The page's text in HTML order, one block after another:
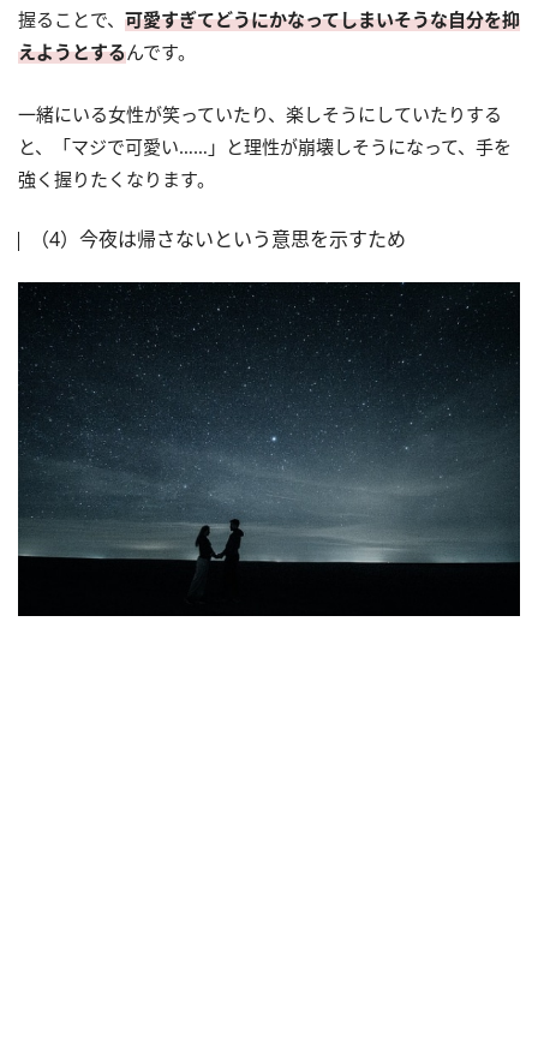
握ることで、 可愛すぎてどうにかなってしまいそうな自分を抑
えようとするんです。
一緒にいる女性が笑っていたり、楽しそうにしていたりする
と、「マジで可愛い……」と理性が崩壊しそうになって、手を
強く握りたくなります。
（4）今夜は帰さないという意思を示すため